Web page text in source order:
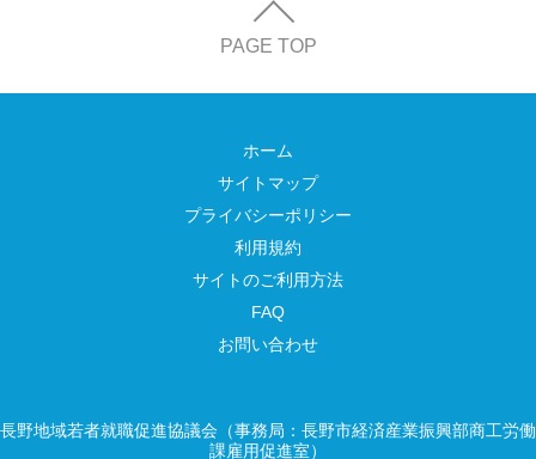
PAGE TOP
ホーム
サイトマップ
プライバシーポリシー
利用規約
サイトのご利用方法
FAQ
お問い合わせ
長野地域若者就職促進協議会（事務局：長野市経済産業振興部商工労働
課雇用促進室）